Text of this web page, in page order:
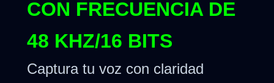
CON FRECUENCIA DE
48 KHZ/16 BITS
Captura tu voz con claridad